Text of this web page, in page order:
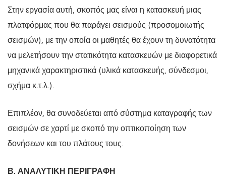
Στην εργασία αυτή, σκοπός μας είναι η κατασκευή μιας
πλατφόρμας που θα παράγει σεισμούς (προσομοιωτής
σεισμών), με την οποία οι μαθητές θα έχουν τη δυνατότητα
να μελετήσουν την στατικότητα κατασκευών με διαφορετικά
μηχανικά χαρακτηριστικά (υλικά κατασκευής, σύνδεσμοι,
σχήμα κ.τ.λ.).
Επιπλέον, θα συνοδεύεται από σύστημα καταγραφής των
σεισμών σε χαρτί με σκοπό την οπτικοποίηση των
δονήσεων και του πλάτους τους.
Β. ΑΝΑΛΥΤΙΚΗ ΠΕΡΙΓΡΑΦΗ